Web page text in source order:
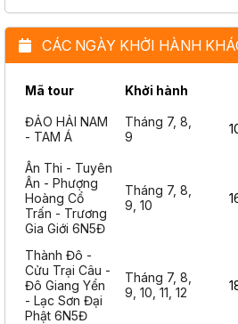
CÁC NGÀY KHỞI HÀNH
Mã tour Khởi hành
ĐẢO HẢI NAM
- TAM Á
Tháng 7, 8,
9
Ân Thi - Tuyên
Ân - Phượng
Hoàng Cổ
Trấn - Trương
Gia Giới 6N5Đ
Tháng 7, 8,
9, 10
Thành Đô -
Cửu Trại Câu -
Đô Giang Yển
- Lạc Sơn Đại
Phật 6N5Đ
Tháng 7, 8,
9, 10, 11, 12